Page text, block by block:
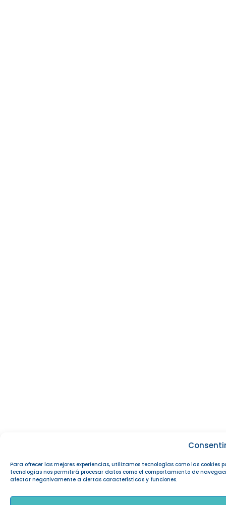
Para ofrecer las mejores experiencias, utilizamos tecnologías como las
tecnologías nos permitirá procesar datos como el comportamiento de
afectar negativamente a ciertas características y funciones.